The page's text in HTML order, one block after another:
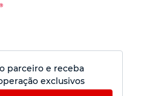
parceiro e receba
exclusivos